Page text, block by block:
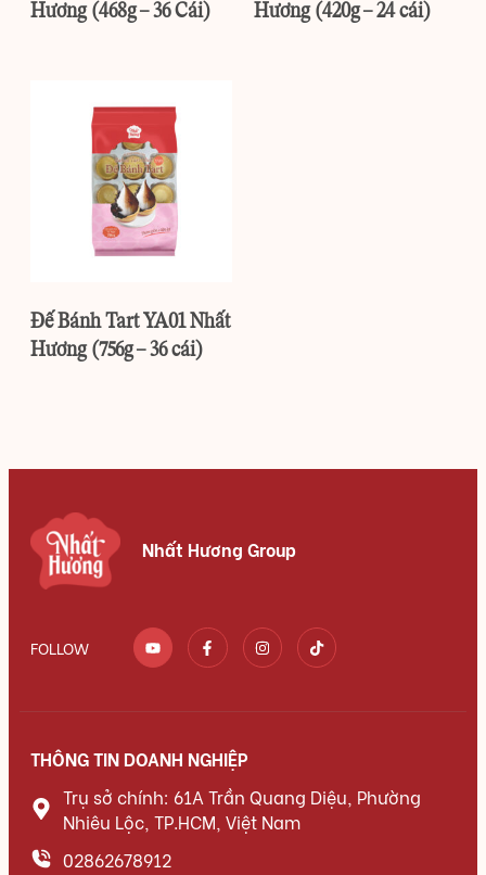
Hương (468g – 36 Cái)
Hương (420g – 24 cái)
Đế Bánh Tart YA01 Nhất
Hương (756g – 36 cái)
Nhất Hương Group
FOLLOW
THÔNG TIN DOANH NGHIỆP
Trụ sở chính: 61A Trần Quang Diệu, Phường
Nhiêu Lộc, TP.HCM, Việt Nam
02862678912